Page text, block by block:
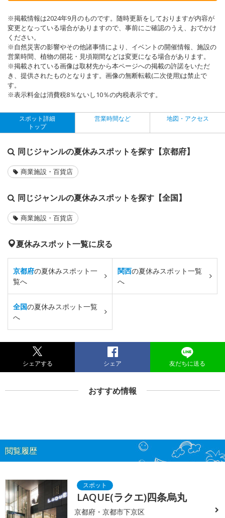
※掲載情報は2024年9月のものです。随時更新をしておりますが内容が
変更となっている場合がありますので、事前にご確認のうえ、おでかけ
ください。
※自然災害の影響やその他諸事情により、イベントの開催情報、施設の
営業時間、植物の開花・見頃期間などは変更になる場合があります。
※掲載されている画像は取材先から本ページへの掲載の許諾をいただ
き、提供されたものとなります。画像の無断転載(二次使用)は禁止で
す。
※表示料金は消費税8％ないし10％の内税表示です。
スポット詳細
トップ
営業時間など 地図・アクセス
同じジャンルの夏休みスポットを探す【京都府】
商業施設・百貨店
同じジャンルの夏休みスポットを探す【全国】
商業施設・百貨店
夏休みスポット一覧に戻る
京都府の夏休みスポット一
覧へ
関西の夏休みスポット一覧
へ
全国の夏休みスポット一覧
へ
シェアする シェア 友だちに送る
おすすめ情報
閲覧履歴
LAQUE(ラクエ)四条烏丸
京都府・京都市下京区